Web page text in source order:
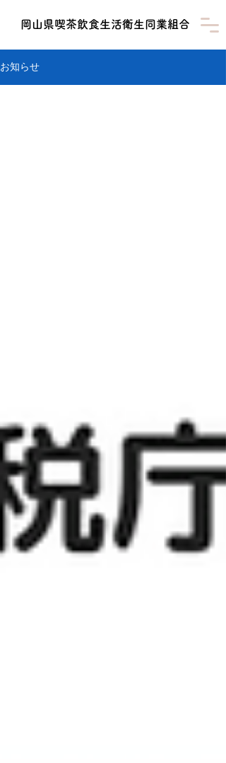
​岡山県喫茶飲食生活衛生同業組合
お知らせ